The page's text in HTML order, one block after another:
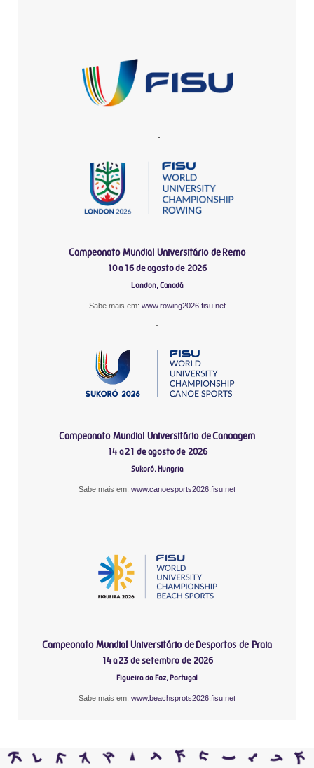
-
-
Campeonato Mundial Universitário de Remo
10 a 16 de agosto de 2026
London, Canadá
Sabe mais em: www.rowing2026.fisu.net
-
Campeonato Mundial Universitário de Canoagem
14 a 21 de agosto de 2026
Sukoró, Hungria
Sabe mais em: www.canoesports2026.fisu.net
-
Campeonato Mundial Universitário de Desportos de Praia
14 a 23 de setembro de 2026
Figueira da Foz, Portugal
Sabe mais em: www.beachsprots2026.fisu.net